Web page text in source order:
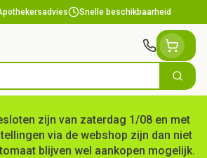
Snelle beschikbaarheid
Zoek
zijn van zaterdag 1/08 en met
via de webshop zijn dan niet
blijven wel aankopen mogelijk.